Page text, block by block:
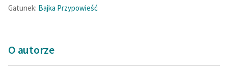
Gatunek: Bajka Przypowieść
O autorze